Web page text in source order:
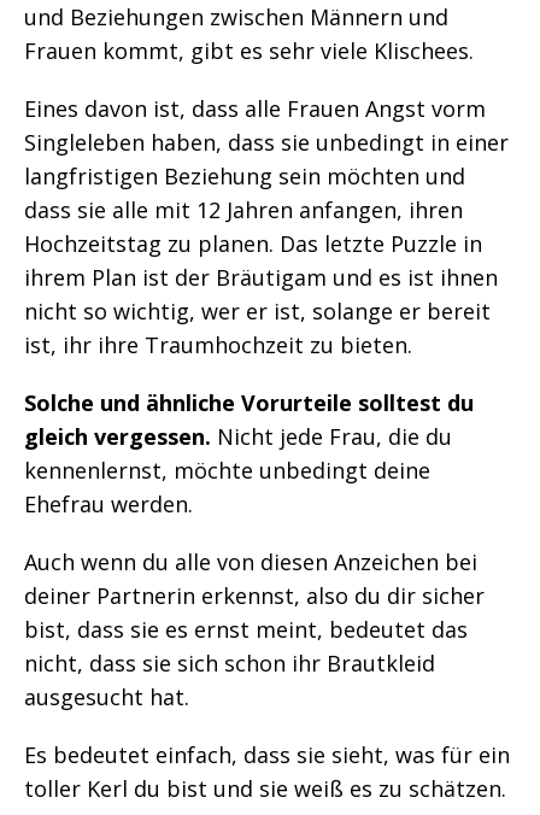
und Beziehungen zwischen Männern und
Frauen kommt, gibt es sehr viele Klischees.
Eines davon ist, dass alle Frauen Angst vorm
Singleleben haben, dass sie unbedingt in einer
langfristigen Beziehung sein möchten und
dass sie alle mit 12 Jahren anfangen, ihren
Hochzeitstag zu planen. Das letzte Puzzle in
ihrem Plan ist der Bräutigam und es ist ihnen
nicht so wichtig, wer er ist, solange er bereit
ist, ihr ihre Traumhochzeit zu bieten.
Solche und ähnliche Vorurteile solltest du
gleich vergessen. Nicht jede Frau, die du
kennenlernst, möchte unbedingt deine
Ehefrau werden.
Auch wenn du alle von diesen Anzeichen bei
deiner Partnerin erkennst, also du dir sicher
bist, dass sie es ernst meint, bedeutet das
nicht, dass sie sich schon ihr Brautkleid
ausgesucht hat.
Es bedeutet einfach, dass sie sieht, was für ein
toller Kerl du bist und sie weiß es zu schätzen.